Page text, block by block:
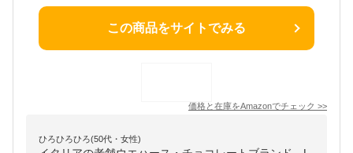
この商品をサイトでみる
価格と在庫をAmazonでチェック >>
ひろひろひろ(50代・女性)